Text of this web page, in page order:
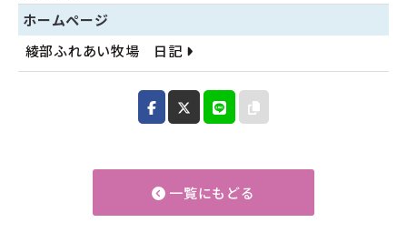
ホームページ
綾部ふれあい牧場 日記
一覧にもどる